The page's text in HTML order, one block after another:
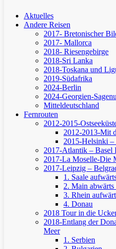
Aktuelles
Andere Reisen
2017- Bretonischer
2017- Mallorca
2018- Riesengebirge
2018-Sri Lanka
2018-Toskana und
2019-Südafrika
2024-Berlin
2024-Georgien-
Mitteldeutschland
Fernrouten
2012-2015-
2012-2013-Mit
2015-Helsinki –
2017-Atlantik – Basel
2017-La Moselle-Die
2017-Leipzig –
1. Saale
2. Main abwärts
3. Rhein
4. Donau
2018 Tour in die
2018-Entlang der
Meer
1. Serbien